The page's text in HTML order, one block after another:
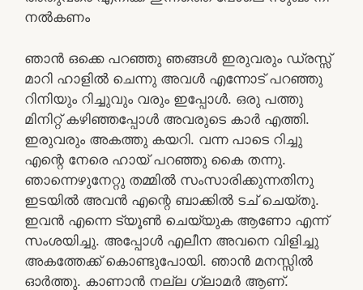
നൽകണം
ഞാൻ ഒക്കെ പറഞ്ഞു ഞങ്ങൾ ഇരുവരും ഡ്രസ്സ്‌
മാറി ഹാളിൽ ചെന്നു അവൾ എന്നോട് പറഞ്ഞു
റിനിയും റിച്ചുവും വരും ഇപ്പോൾ. ഒരു പത്തു
മിനിറ്റ് കഴിഞ്ഞപ്പോൾ അവരുടെ കാർ എത്തി.
ഇരുവരും അകത്തു കയറി. വന്ന പാടെ റിച്ചു
എന്റെ നേരെ ഹായ് പറഞ്ഞു കൈ തന്നു.
ഞാന്നെഴുനേറ്റു തമ്മിൽ സംസാരിക്കുന്നതിനു
ഇടയിൽ അവൻ എന്റെ ബാക്കിൽ ടച് ചെയ്‌തു.
ഇവൻ എന്നെ ട്യൂൺ ചെയ്യുക ആണോ എന്ന്
സംശയിച്ചു. അപ്പോൾ എലീന അവനെ വിളിച്ചു
അകത്തേക്ക് കൊണ്ടുപോയി. ഞാൻ മനസ്സിൽ
ഓർത്തു. കാണാൻ നല്ല ഗ്ലാമർ ആണ്.